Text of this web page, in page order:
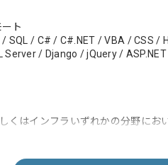
ト
SQL / C# / C#.NET / VBA / CSS /
Server / Django / jQuery /
くはインフラいずれかの分野にお